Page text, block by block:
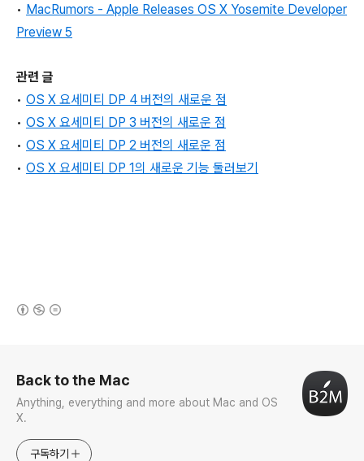
• MacRumors - Apple Releases OS X Yosemite Developer
Preview 5
관련 글
• OS X 요세미티 DP 4 버전의 새로운 점
• OS X 요세미티 DP 3 버전의 새로운 점
• OS X 요세미티 DP 2 버전의 새로운 점
• OS X 요세미티 DP 1의 새로운 기능 둘러보기
Back to the Mac
Anything, everything and more about Mac and OS
X.
구독하기